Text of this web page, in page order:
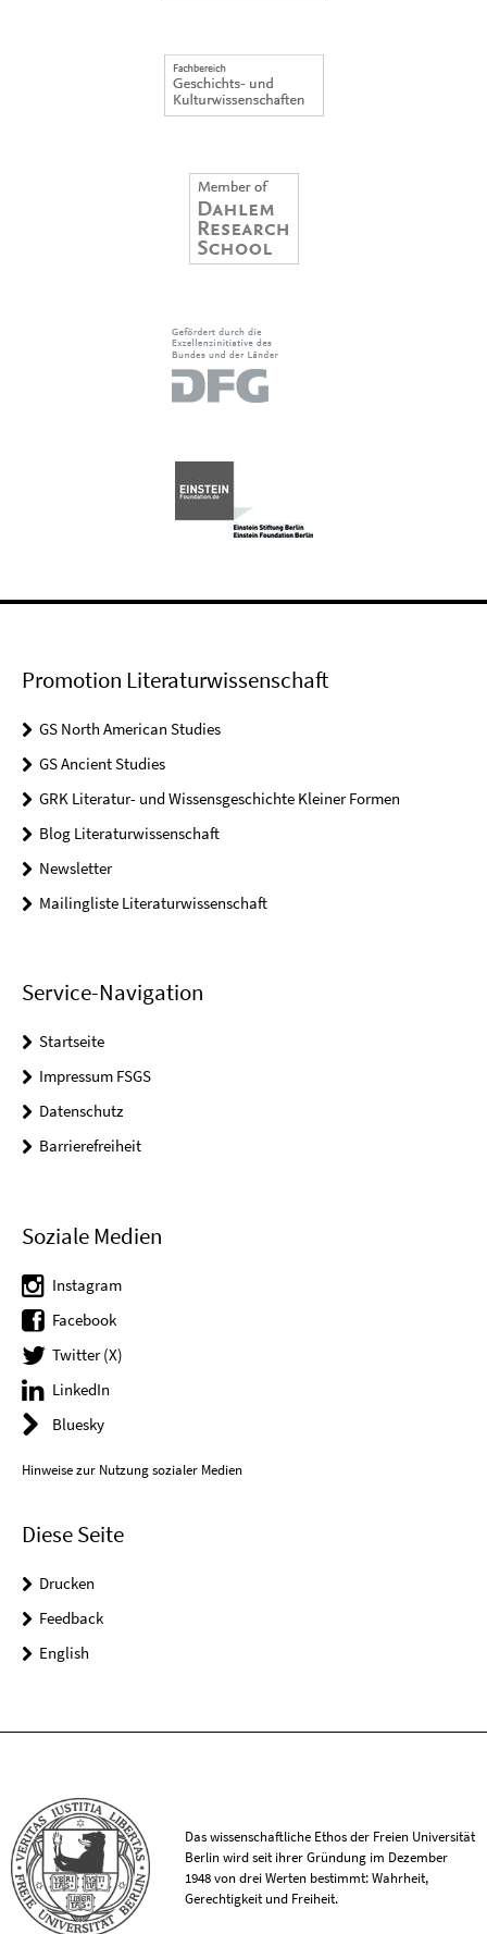
Promotion Literaturwissenschaft
GS North American Studies
GS Ancient Studies
GRK Literatur- und Wissensgeschichte Kleiner Formen
Blog Literaturwissenschaft
Newsletter
Mailingliste Literaturwissenschaft
Service-Navigation
Startseite
Impressum FSGS
Datenschutz
Barrierefreiheit
Soziale Medien
Instagram
Facebook
Twitter (X)
LinkedIn
Bluesky
Hinweise zur Nutzung sozialer Medien
Diese Seite
Drucken
Feedback
English
Das wissenschaftliche Ethos der Freien Universität
Berlin wird seit ihrer Gründung im Dezember
1948 von drei Werten bestimmt: Wahrheit,
Gerechtigkeit und Freiheit.